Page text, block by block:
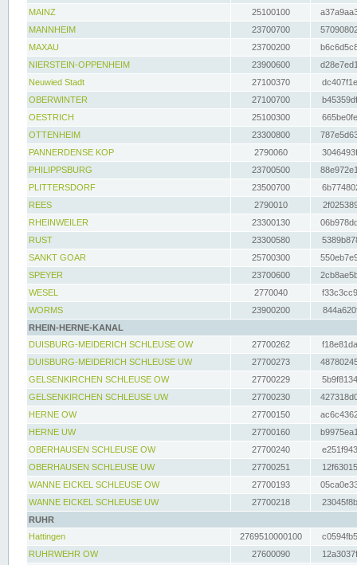
MAINZ
25100100
MANNHEIM
23700700
MAXAU
23700200
NIERSTEIN-OPPENHEIM
23900600
Neuwied Stadt
27100370
OBERWINTER
27100700
OESTRICH
25100300
OTTENHEIM
23300800
PANNERDENSE KOP
2790060
PHILIPPSBURG
23700500
PLITTERSDORF
23500700
REES
2790010
RHEINWEILER
23300130
RUST
23300580
SANKT GOAR
25700300
SPEYER
23700600
WESEL
2770040
WORMS
23900200
RHEIN-HERNE-KANAL
DUISBURG-MEIDERICH SCHLEUSE OW
27700262
DUISBURG-MEIDERICH SCHLEUSE UW
27700273
GELSENKIRCHEN SCHLEUSE OW
27700229
GELSENKIRCHEN SCHLEUSE UW
27700230
HERNE OW
27700150
HERNE UW
27700160
OBERHAUSEN SCHLEUSE OW
27700240
OBERHAUSEN SCHLEUSE UW
27700251
WANNE EICKEL SCHLEUSE OW
27700193
WANNE EICKEL SCHLEUSE UW
27700218
RUHR
Hattingen
2769510000100
RUHRWEHR OW
27600090